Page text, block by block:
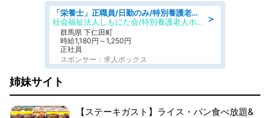
＞
「栄養士」正職員/日勤のみ/特別養護老人ホーム
社会福祉法人しもにた会/特別養護老人ホーム かぶらの里
群馬県 下仁田町
時給1,180円～1,250円
正社員
スポンサー：求人ボックス
姉妹サイト
【ステーキガスト】ライス・パン食べ放題&